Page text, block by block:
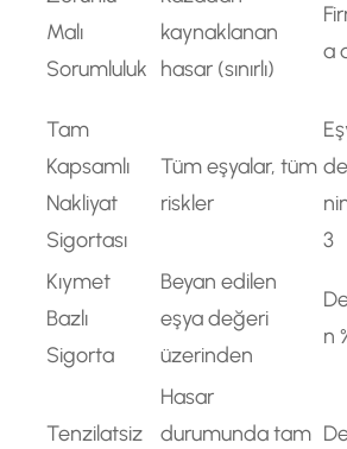
Malı
Sorumluluk
kaynaklanan
hasar (sınırlı)
a
Tam
Kapsamlı
Nakliyat
Sigortası
Tüm eşyalar, tüm
riskler
3
Kıymet
Bazlı
Sigorta
Beyan edilen
eşya değeri
üzerinden
n
Tenzilatsiz
Hasar
durumunda tam